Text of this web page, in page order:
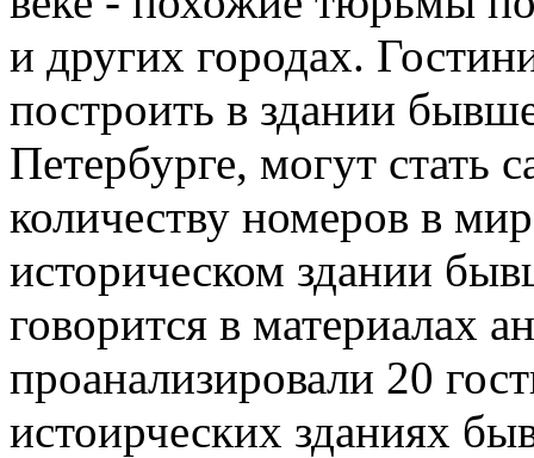
и других городах.
построить в здании
Петербурге, могут
количеству номеров в
историческом здании
говорится в материалах
проанализировали 20
истоирческих зданиях